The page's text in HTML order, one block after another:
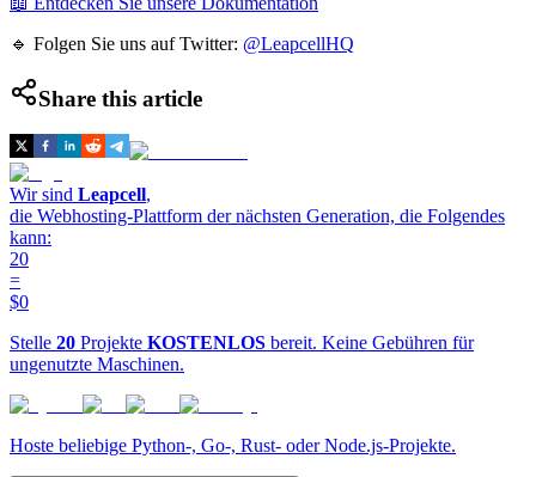
🔹 Folgen Sie uns auf Twitter: @LeapcellHQ
Share this article
Wir sind Leapcell,
die Webhosting-Plattform der nächsten Generation, die Folgendes
kann:
20
=
$0
Stelle 20 Projekte KOSTENLOS bereit. Keine Gebühren für
ungenutzte Maschinen.
Hoste beliebige Python-, Go-, Rust- oder Node.js-Projekte.